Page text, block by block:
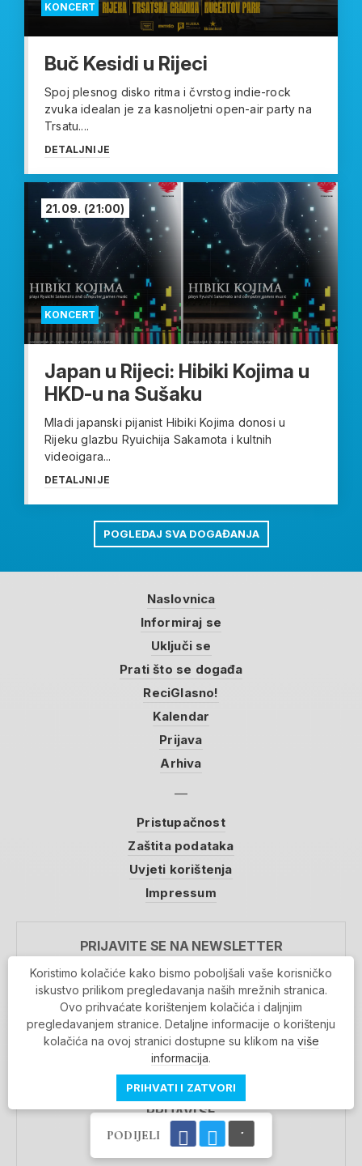
PODIJELI
KONCERT
Buč Kesidi u Rijeci
Spoj plesnog disko ritma i čvrstog indie-rock
zvuka idealan je za kasnoljetni open-air party na
Trsatu....
DETALJNIJE
KONCERT
21.09. (21:00)
Japan u Rijeci: Hibiki Kojima u
HKD-u na Sušaku
Mladi japanski pijanist Hibiki Kojima donosi u
Rijeku glazbu Ryuichija Sakamota i kultnih
videoigara...
DETALJNIJE
POGLEDAJ SVA DOGAĐANJA
Naslovnica
Informiraj se
Uključi se
Prati što se događa
ReciGlasno!
Kalendar
Prijava
Arhiva
Pristupačnost
Zaštita podataka
Uvjeti korištenja
Impressum
PRIJAVITE SE NA NEWSLETTER
GDPR Information
Prihvaćam da se moji podaci spremaju u bazu
podataka i koriste u svrhu slanja MojaRijeka
MOJARIJEKA NEWSLETTER
PRIJAVI SE
Koristimo kolačiće kako bismo poboljšali vaše korisničko
iskustvo prilikom pregledavanja naših mrežnih stranica.
Ovo prihvaćate korištenjem kolačića i daljnjim
pregledavanjem stranice. Detaljne informacije o korištenju
kolačića na ovoj stranici dostupne su klikom na više
informacija.
PRIHVATI I ZATVORI